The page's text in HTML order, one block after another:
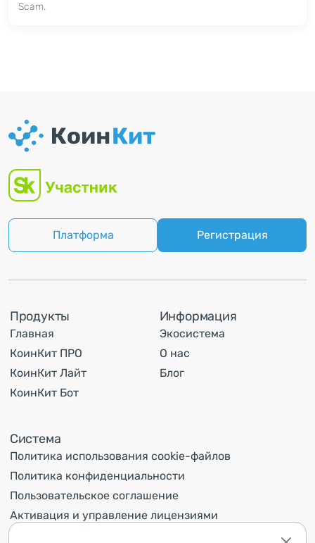
Scam.
Платформа Регистрация
Продукты
Главная
КоинКит ПРО
КоинКит Лайт
КоинКит Бот
Информация
Экосистема
О нас
Блог
Система
Политика использования cookie-файлов
Политика конфиденциальности
Пользовательское соглашение
Активация и управление лицензиями